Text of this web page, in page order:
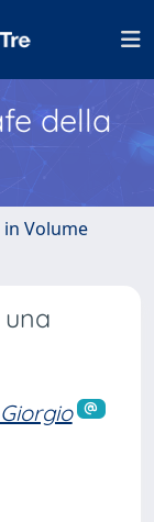
della
Volume
una